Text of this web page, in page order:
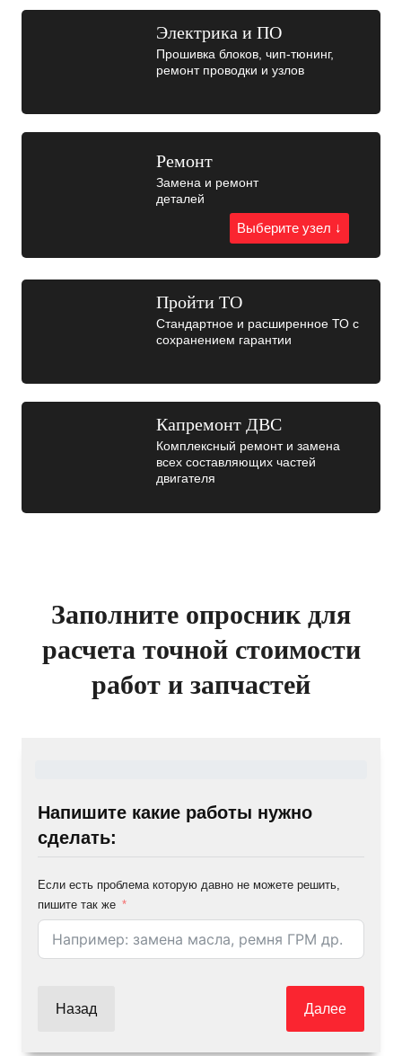
Электрика и ПО
Прошивка блоков, чип-тюнинг,
ремонт проводки и узлов
Ремонт
Замена и ремонт
деталей
Выберите узел ↓
Пройти ТО
Стандартное и расширенное ТО с
сохранением гарантии
Капремонт ДВС
Комплексный ремонт и замена
всех составляющих частей
двигателя
Заполните опросник для
расчета точной стоимости
работ и запчастей
Напишите какие работы нужно
сделать:
Если есть проблема которую давно не можете решить,
пишите так же
Назад Далее